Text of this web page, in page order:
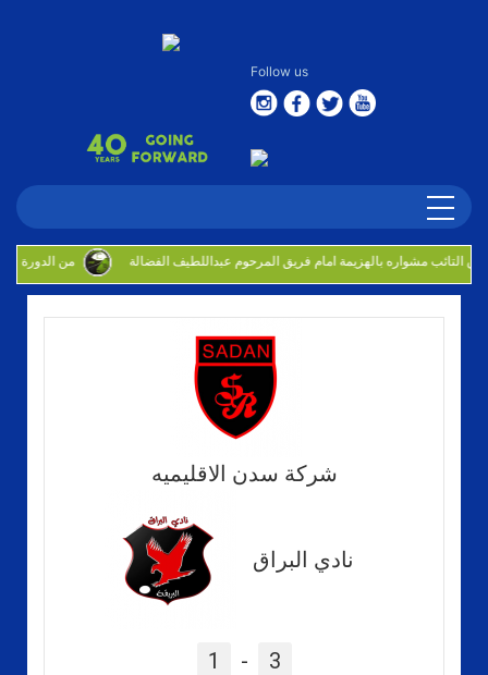
Follow us
شركة سدن الاقليميه
نادي البراق
1 - 3